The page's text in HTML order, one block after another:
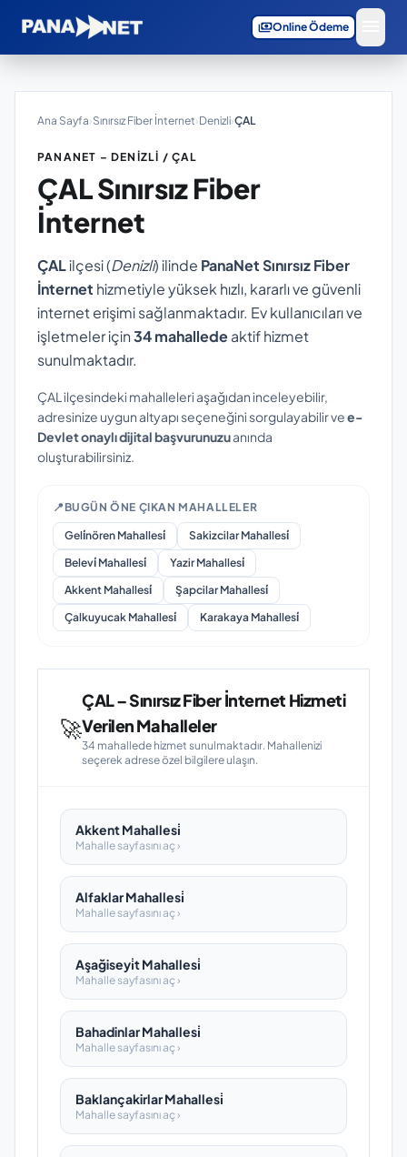
paymentsOnline Ödeme
Ana Sayfa›Sınırsız Fiber İnternet›Denizli›ÇAL
PANANET – DENIZLI / ÇAL
ÇALSınırsız Fiber
İnternet
ÇALilçesi (Denizli) ilinde PanaNet Sınırsız Fiber
İnternet hizmetiyle yüksek hızlı, kararlı ve güvenli
internet erişimi sağlanmaktadır. Ev kullanıcıları ve
işletmeler için34 mahalledeaktif hizmet
sunulmaktadır.
ÇAL ilçesindeki mahalleleri aşağıdan inceleyebilir,
adresinize uygun altyapı seçeneğini sorgulayabilir vee-
Devlet onaylı dijital başvurunuzuanında
oluşturabilirsiniz.
📍 BUGÜN ÖNE ÇIKAN MAHALLELER
Geli̇nören Mahallesi̇
Sakizcilar Mahallesi̇
Belevi̇ Mahallesi̇
Yazir Mahallesi̇
Akkent Mahallesi̇
Şapcilar Mahallesi̇
Çalkuyucak Mahallesi̇
Karakaya Mahallesi̇
🚀
ÇAL – Sınırsız Fiber İnternet Hizmeti
Verilen Mahalleler
34 mahallede hizmet sunulmaktadır. Mahallenizi
seçerek adrese özel bilgilere ulaşın.
Akkent Mahallesi̇
Mahalle sayfasını aç ›
Alfaklar Mahallesi̇
Mahalle sayfasını aç ›
Aşağiseyi̇t Mahallesi̇
Mahalle sayfasını aç ›
Bahadinlar Mahallesi̇
Mahalle sayfasını aç ›
Baklançakirlar Mahallesi̇
Mahalle sayfasını aç ›